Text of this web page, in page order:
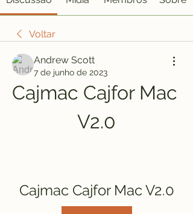
Voltar
Andrew Scott
7 de junho de 2023
Cajmac Cajfor Mac
V2.0
Cajmac Cajfor Mac V2.0